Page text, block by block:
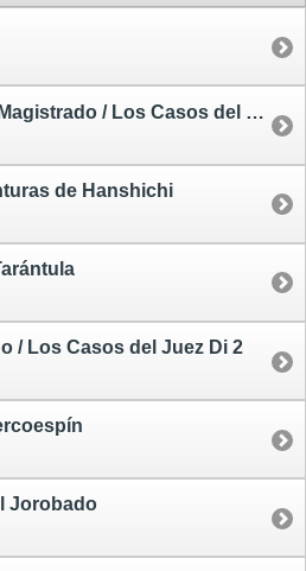
El Asesinato del Magistrado / Los Casos del Juez Di 1
de Hanshichi
/ Los Casos del Juez Di 2
Jorobado